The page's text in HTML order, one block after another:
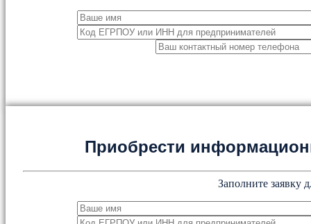
Приобрести
Заполните заявку